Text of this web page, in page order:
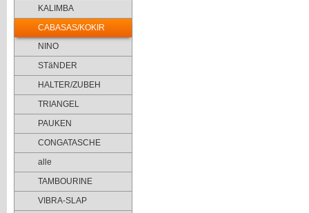
KALIMBA
CABASAS/KOKIR
NINO
STäNDER
HALTER/ZUBEH
TRIANGEL
PAUKEN
CONGATASCHE
alle
TAMBOURINE
VIBRA-SLAP